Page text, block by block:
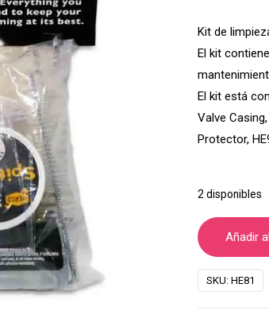
Kit de
El kit
El kit está
Valve
Protector,
2 disponibles
Añadir
SKU: HE81